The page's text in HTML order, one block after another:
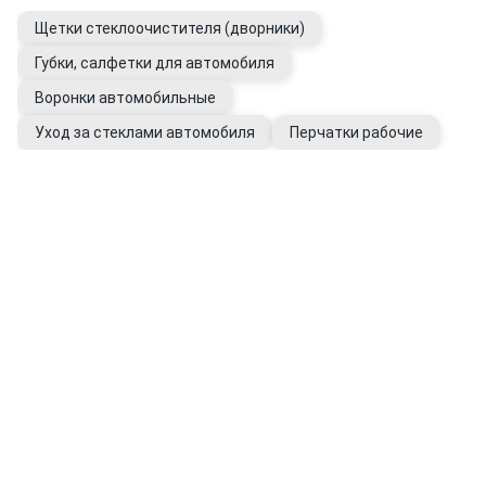
Щетки стеклоочистителя (дворники)
Губки, салфетки для автомобиля
Воронки автомобильные
Уход за стеклами автомобиля
Перчатки рабочие